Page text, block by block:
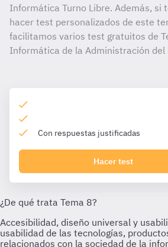
Informática Turno Libre. Además, si
hacer test personalizados de este
facilitamos varios test gratuitos de
Informática de la Administración del
Con respuestas justificadas
Hacer test